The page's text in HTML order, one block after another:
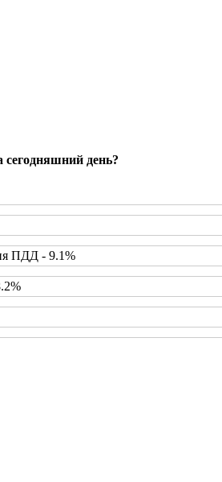
день?
ПДД - 9.1%